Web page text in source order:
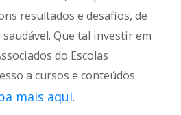
resultados e desafios, de
Que tal investir em
do Escolas
a cursos e conteúdos
mais aqui.